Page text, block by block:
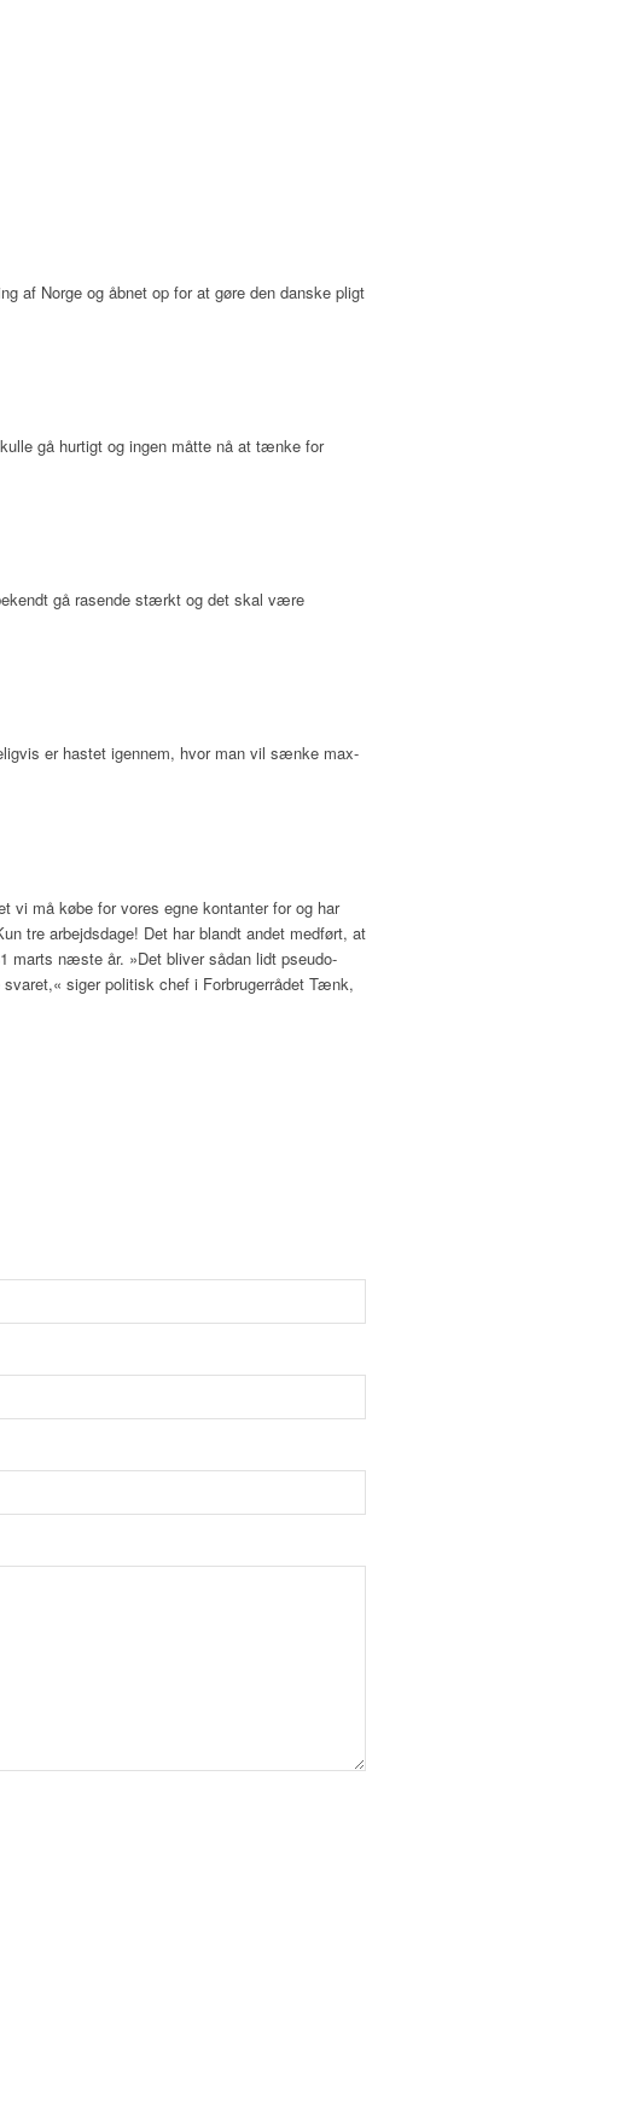
af Norge og åbnet op for at gøre den danske pligt
gå hurtigt og ingen måtte nå at tænke for
gå rasende stærkt og det skal være
er hastet igennem, hvor man vil sænke max-
vi må købe for vores egne kontanter for og har
tre arbejdsdage! Det har blandt andet medført, at
marts næste år. »Det bliver sådan lidt pseudo-
siger politisk chef i Forbrugerrådet Tænk,